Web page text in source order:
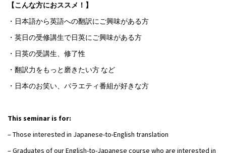
【こんな方におススメ！】
・日本語から英語への翻訳にご興味がある方
・英日の受修講生で日英にご興味がある方
・日英の受講生、修了性
・翻訳力をもっと磨きたい方 など
・日本のお笑い、バラエティ番組が好きな方
This seminar is for:
– Those interested in Japanese-to-English translation
– Graduates of our English-to-Japanese course who are interested in